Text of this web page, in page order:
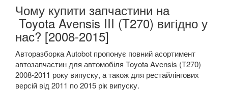
Чому купити запчастини на
Toyota Avensis III (T270) вигідно у
нас? [2008-2015]
Авторазборка Autobot пропонує повний асортимент
автозапчастин для автомобіля Toyota Avensis (T270)
2008-2011 року випуску, а також для рестайлінгових
версій від 2011 по 2015 рік випуску.